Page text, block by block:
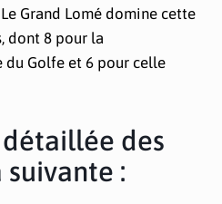
Grand Lomé domine cette
dont 8 pour la
Golfe et 6 pour celle
des
: